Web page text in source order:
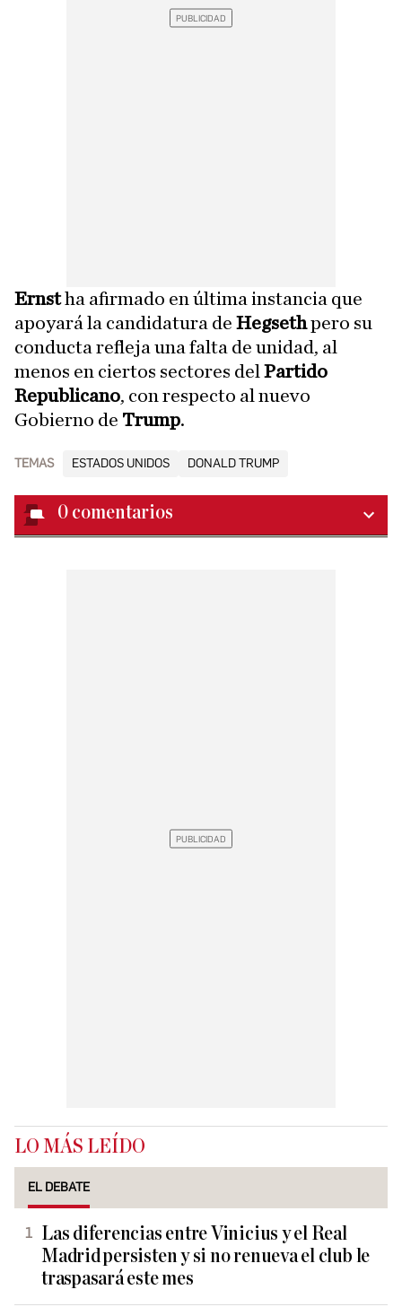
Ernstha afirmado en última instancia que
apoyará la candidatura de Hegsethpero su
conducta refleja una falta de unidad, al
menos en ciertos sectores del Partido
Republicano, con respecto al nuevo
Gobierno de Trump.
TEMAS ESTADOS UNIDOS DONALD TRUMP
0 comentarios
LO MÁS LEÍDO
EL DEBATE
Las diferencias entre Vinicius y el Real
Madrid persisten y si no renueva el club le
traspasará este mes